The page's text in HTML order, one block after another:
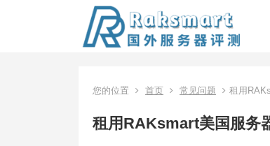
您的位置 首页 常见问题 租用
租用RAKsmart美国服务